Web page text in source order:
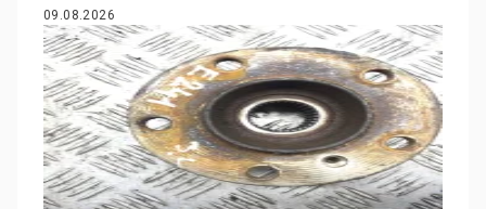
09.08.2026